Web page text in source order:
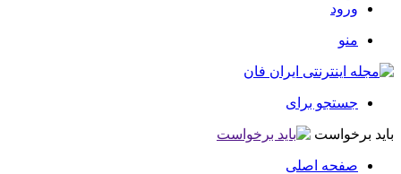
ورود
منو
جستجو برای
باید برخواست
صفحه اصلی